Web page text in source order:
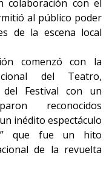
colaboración con el
al público poder
de la escena local
comenzó con la
del Teatro,
Festival con un
reconocidos
inédito espectáculo
que fue un hito
de la revuelta